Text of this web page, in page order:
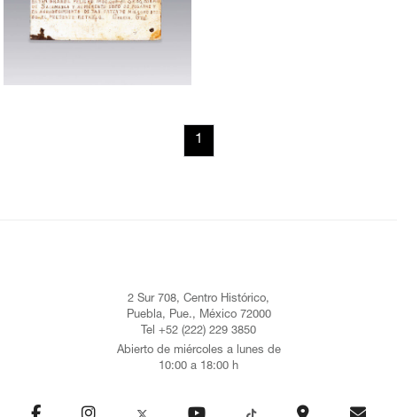
1
2 Sur 708, Centro Histórico,
Puebla, Pue., México 72000
Tel +52 (222) 229 3850
Abierto de miércoles a lunes de
10:00 a 18:00 h